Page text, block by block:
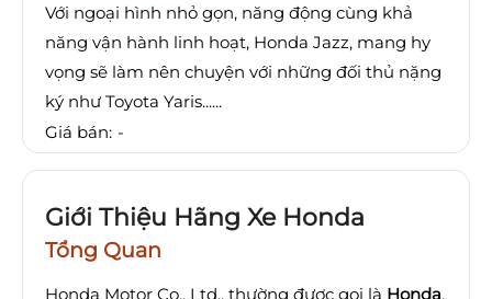
Với ngoại hình nhỏ gọn, năng động cùng khả
năng vận hành linh hoạt, Honda Jazz, mang hy
vọng sẽ làm nên chuyện với những đối thủ nặng
ký như Toyota Yaris......
Giá bán: -
Giới Thiệu Hãng Xe Honda
Tổng Quan
Honda Motor Co., Ltd., thường được gọi là Honda,